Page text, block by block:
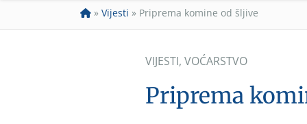
» Vijesti » Priprema komine od šljive
VIJESTI, VOĆARSTVO
Priprema